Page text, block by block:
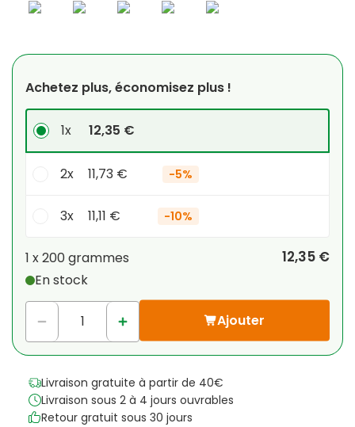
Achetez plus, économisez plus !
1x 12,35 €
2x 11,73 € -5%
3x 11,11 € -10%
1x 0,00 €
1 x200 grammes
En stock
12,35 €
Ajouter
Livraison gratuite à partir de 40€
Livraison sous 2 à 4 jours ouvrables
Retour gratuit sous 30 jours